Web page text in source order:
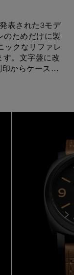
表された3モデ
のためだけに製
ックなリファレ
。文字盤に改
からケースバ
5218-202/Aの
のモデルで採
しています。